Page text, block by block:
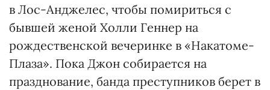
в Лос-Анджелес, чтобы помириться с
бывшей женой Холли Геннер на
рождественской вечеринке в «Накатоме-
Плаза». Пока Джон собирается на
празднование, банда преступников берет в